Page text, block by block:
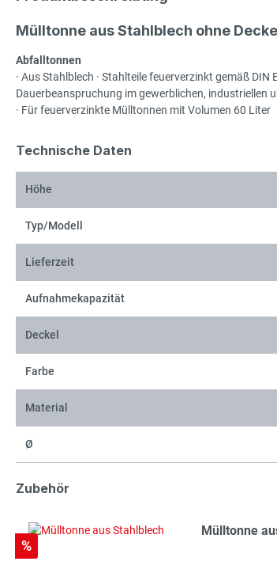
Mülltonne aus Stahlblech ohne
Abfalltonnen
· Aus Stahlblech · Stahlteile feuerverzinkt gemäß
Dauerbeanspruchung im gewerblichen, industriellen
· Für feuerverzinkte Mülltonnen mit Volumen 60 Liter
Technische Daten
Höhe
Typ/Modell
Lieferzeit
Aufnahmekapazität
Deckel
Farbe
Material
Ø
Zubehör
Rabatt
%
Mülltonne